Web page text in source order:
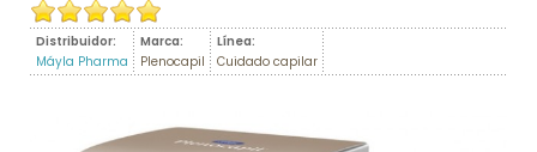
Distribuidor:
Máyla Pharma
Marca:
Plenocapil
Línea:
Cuidado capilar